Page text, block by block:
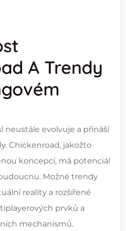
A Trendy
neustále evolvuje a přináší
Chickenroad, jakožto
koncepcí, má potenciál
Možné trendy
reality a rozšířené
prvků a
mechanismů.